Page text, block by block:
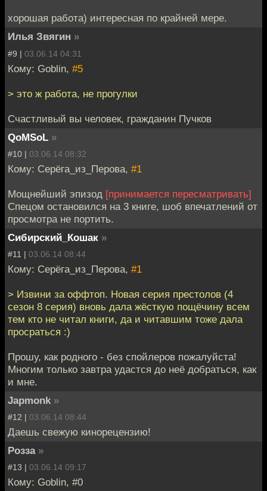
хорошая работа) интересная по крайней мере.
Илья Звягин »
#9 | 03.06.14 04:31
Кому: Goblin, #5
> это ж работа, не прогулки
Счастливый вы человек, гражданин Пучков
QoMSoL »
#10 | 03.06.14 08:32
Кому: Серёга_из_Перова, #1
Мощнейший эпизод [принимается пересматривать]
Спецом остановился на 3 книге, шоб впечатлений от
просмотра не портить.
Сибирский_Кошак »
#11 | 03.06.14 08:44
Кому: Серёга_из_Перова, #1
> Извини за оффтоп. Новая серия престолов (4
сезон 8 серия) вновь дала жёсткую пощёчину всем
тем кто не читал книги, да и читавшим тоже дала
просраться :)
Прошу, как родного - без спойлеров пожалуйста!
Многим только завтра удастся до неё добраться, как
и мне.
Japmonk »
#12 | 03.06.14 08:44
Даешь свежую кинорецензию!
Розза »
#13 | 03.06.14 09:17
Кому: Goblin, #0